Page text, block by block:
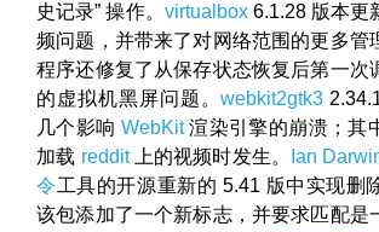
史记录” 操作。 virtualbox6.1.28 版本更
频问题，并带来了对网络范围的更多管
程序还修复了从保存状态恢复后第一次
的虚拟机黑屏问题。webkit2gtk3
几个影响 WebKit渲染引擎的崩溃；其
加载 reddit上的视频时发生。 Ian
令工具的开源重新的 5.41 版中实现删
该包添加了一个新标志，并要求匹配是